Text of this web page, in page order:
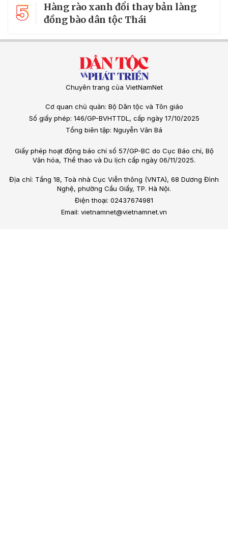
5
Hàng rào xanh đổi thay bản làng
đồng bào dân tộc Thái
Chuyên trang của VietNamNet
Cơ quan chủ quản: Bộ Dân tộc và Tôn giáo
Số giấy phép: 146/GP-BVHTTDL, cấp ngày 17/10/2025
Tổng biên tập: Nguyễn Văn Bá
Giấy phép hoạt động báo chí số 57/GP-BC do Cục Báo chí, Bộ
Văn hóa, Thể thao và Du lịch cấp ngày 06/11/2025.
Địa chỉ: Tầng 18, Toà nhà Cục Viễn thông (VNTA), 68 Dương Đình
Nghệ, phường Cầu Giấy, TP. Hà Nội.
Điện thoại: 02437674981
Email: vietnamnet@vietnamnet.vn